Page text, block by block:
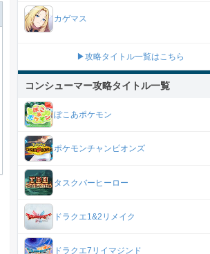
カゲマス
▶攻略タイトル一覧はこちら
コンシューマー攻略タイトル一覧
ぽこあポケモン
ポケモンチャンピオンズ
タスクバーヒーロー
ドラクエ1&2リメイク
ドラクエ7リイマジンド